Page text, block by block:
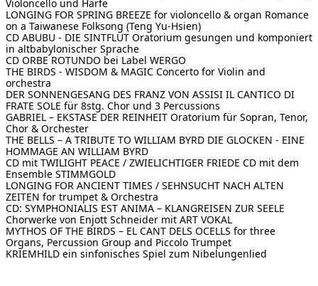
Violoncello und Harfe
LONGING FOR SPRING BREEZE for violoncello & organ Romance
on a Taiwanese Folksong (Teng Yu-Hsien)
CD ABUBU - DIE SINTFLUT Oratorium gesungen und komponiert
in altbabylonischer Sprache
CD ORBE ROTUNDO bei Label WERGO
THE BIRDS - WISDOM & MAGIC Concerto for Violin and
orchestra
DER SONNENGESANG DES FRANZ VON ASSISI IL CANTICO DI
FRATE SOLE für 8stg. Chor und 3 Percussions
GABRIEL – EKSTASE DER REINHEIT Oratorium für Sopran, Tenor,
Chor & Orchester
THE BELLS – A TRIBUTE TO WILLIAM BYRD DIE GLOCKEN - EINE
HOMMAGE AN WILLIAM BYRD
CD mit TWILIGHT PEACE / ZWIELICHTIGER FRIEDE CD mit dem
Ensemble STIMMGOLD
LONGING FOR ANCIENT TIMES / SEHNSUCHT NACH ALTEN
ZEITEN for trumpet & Orchestra
CD: SYMPHONIALIS EST ANIMA – KLANGREISEN ZUR SEELE
Chorwerke von Enjott Schneider mit ART VOKAL
MYTHOS OF THE BIRDS – EL CANT DELS OCELLS for three
Organs, Percussion Group and Piccolo Trumpet
KRIEMHILD ein sinfonisches Spiel zum Nibelungenlied